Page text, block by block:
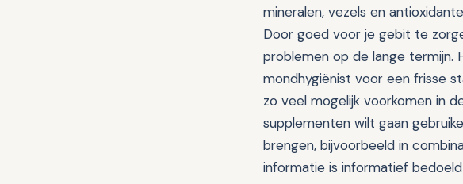
mineralen, vezels en
Door goed voor je gebit te
problemen op de lange termijn.
mondhygiënist voor een frisse
zo veel mogelijk voorkomen in
supplementen wilt gaan
brengen, bijvoorbeeld in
informatie is informatief